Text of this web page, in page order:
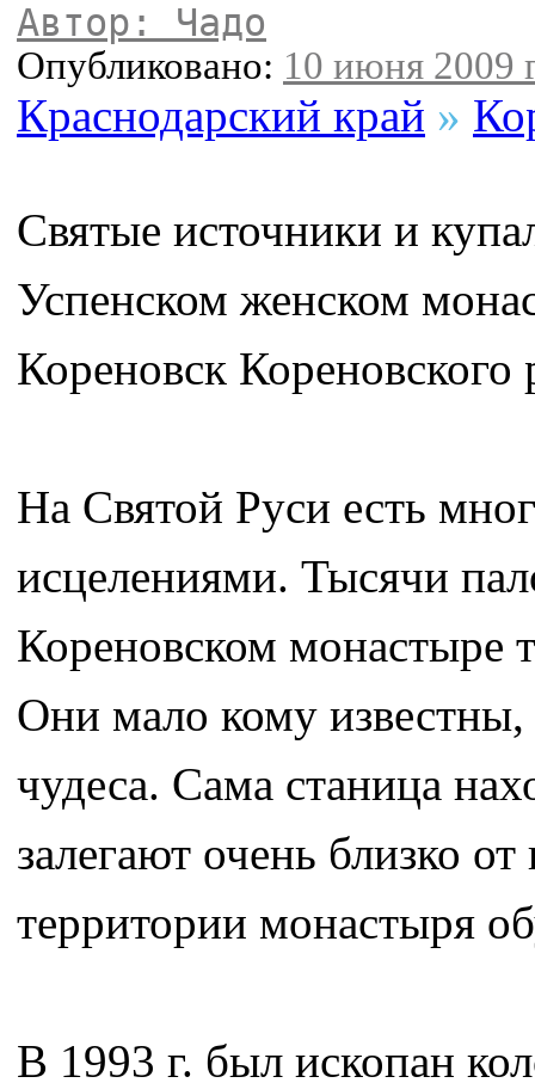
Автор: Чадо
Опубликовано: 10 июня 2009
Краснодарский край »
Святые источники и
Успенском женском
Кореновск Кореновского
На Святой Руси есть
исцелениями. Тысячи
Кореновском монастыре
Они мало кому известны,
чудеса. Сама станица
залегают очень близко
территории монастыря
В 1993 г. был ископан